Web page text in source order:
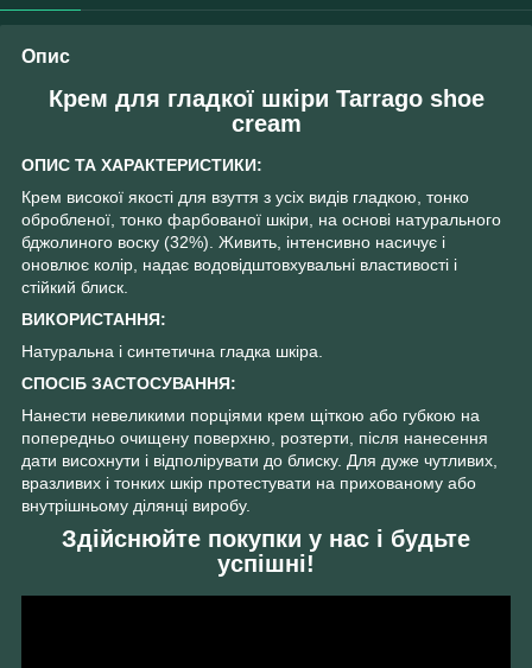
Опис
Крем для гладкої шкіри Tarrago shoe
cream
ОПИС ТА ХАРАКТЕРИСТИКИ:
Крем високої якості для взуття з усіх видів гладкою, тонко
обробленої, тонко фарбованої шкіри, на основі натурального
бджолиного воску (32%). Живить, інтенсивно насичує і
оновлює колір, надає водовідштовхувальні властивості і
стійкий блиск.
ВИКОРИСТАННЯ:
Натуральна і синтетична гладка шкіра.
СПОСІБ ЗАСТОСУВАННЯ:
Нанести невеликими порціями крем щіткою або губкою на
попередньо очищену поверхню, розтерти, після нанесення
дати висохнути і відполірувати до блиску. Для дуже чутливих,
вразливих і тонких шкір протестувати на прихованому або
внутрішньому ділянці виробу.
Здійснюйте покупки у нас і будьте
успішні!